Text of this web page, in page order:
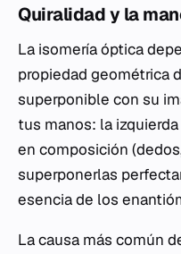
Quiralidad y la
La isomería óptica
propiedad geométrica
superponible con su
tus manos: la
en composición
superponerlas
esencia de los
La causa más común